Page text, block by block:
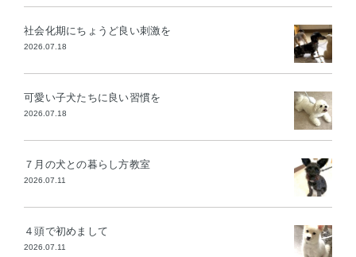
社会化期にちょうど良い刺激を
2026.07.18
可愛い子犬たちに良い習慣を
2026.07.18
７月の犬との暮らし方教室
2026.07.11
４頭で初めまして
2026.07.11